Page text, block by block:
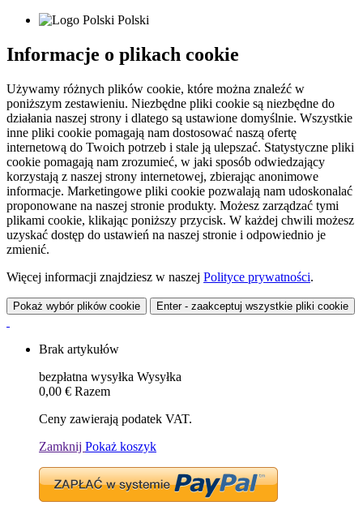
Polski
Informacje o plikach cookie
Używamy różnych plików cookie, które można znaleźć w
poniższym zestawieniu. Niezbędne pliki cookie są niezbędne do
działania naszej strony i dlatego są ustawione domyślnie. Wszystkie
inne pliki cookie pomagają nam dostosować naszą ofertę
internetową do Twoich potrzeb i stale ją ulepszać. Statystyczne pliki
cookie pomagają nam zrozumieć, w jaki sposób odwiedzający
korzystają z naszej strony internetowej, zbierając anonimowe
informacje. Marketingowe pliki cookie pozwalają nam udoskonalać
proponowane na naszej stronie produkty. Możesz zarządzać tymi
plikami cookie, klikając poniższy przycisk. W każdej chwili możesz
uzyskać dostęp do ustawień na naszej stronie i odpowiednio je
zmienić.
Więcej informacji znajdziesz w naszej Polityce prywatności.
Pokaż wybór plików cookie Enter - zaakceptuj wszystkie pliki cookie
Brak artykułów
bezpłatna wysyłka Wysyłka
0,00 € Razem
Ceny zawierają podatek VAT.
Zamknij Pokaż koszyk